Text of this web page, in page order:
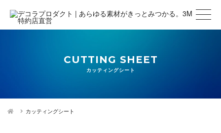
CUTTING SHEET
カッティングシート
カッティングシート